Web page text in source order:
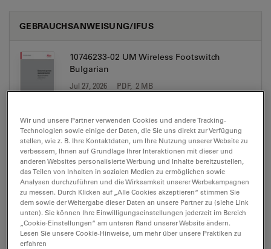
GEBRAUCHSANWEISUNG/IFUS
10746233-02 UM Wireless Footswitch
Bulgarian
Jul 27, 2026 PDF, 2 MB
10746233-02 UM Wireless Footswitch
Chinese
Jul 27, 2026 PDF, 2 MB
DOWNLOAD
10746233-02 UM Wireless Footswitch Czech
Wir und unsere Partner verwenden Cookies und andere Tracking-
Technologien sowie einige der Daten, die Sie uns direkt zur Verfügung
stellen, wie z. B. Ihre Kontaktdaten, um Ihre Nutzung unserer Website zu
verbessern, Ihnen auf Grundlage Ihrer Interaktionen mit dieser und
anderen Websites personalisierte Werbung und Inhalte bereitzustellen,
das Teilen von Inhalten in sozialen Medien zu ermöglichen sowie
Analysen durchzuführen und die Wirksamkeit unserer Werbekampagnen
zu messen. Durch Klicken auf „Alle Cookies akzeptieren“ stimmen Sie
dem sowie der Weitergabe dieser Daten an unsere Partner zu (siehe Link
unten). Sie können Ihre Einwilligungseinstellungen jederzeit im Bereich
„Cookie-Einstellungen“ am unteren Rand unserer Website ändern.
Lesen Sie unsere Cookie-Hinweise, um mehr über unsere Praktiken zu
erfahren